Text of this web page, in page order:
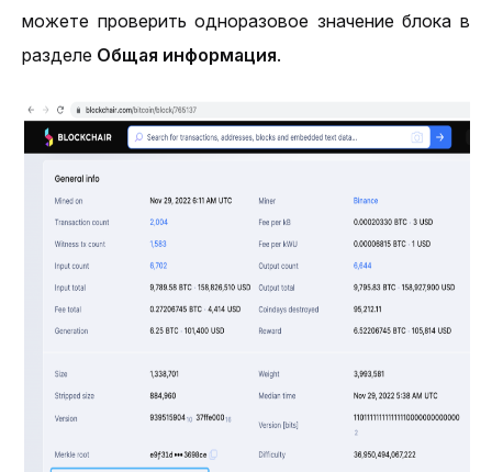
можете проверить одноразовое значение блока в
разделе Общая информация.